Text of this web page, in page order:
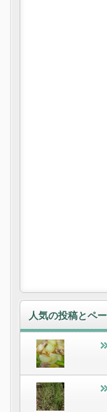
人気の投稿とペ